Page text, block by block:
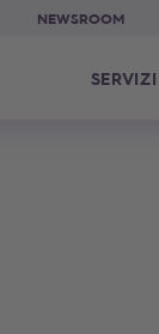
NEWSROOM
SERVIZI